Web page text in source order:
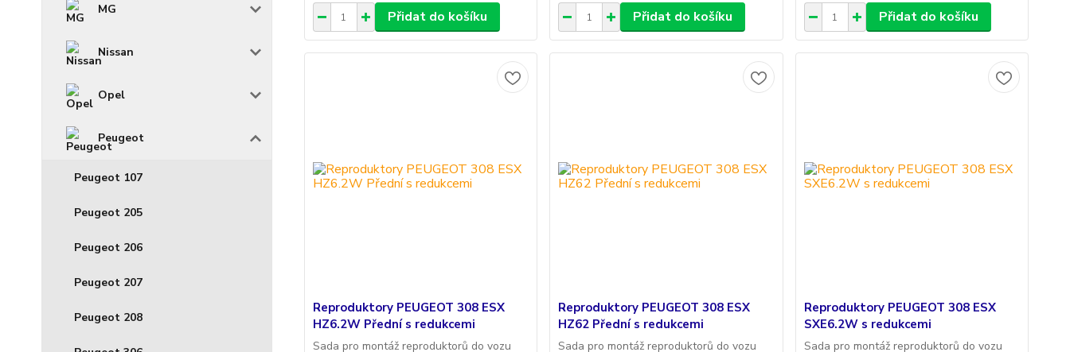
MG
Nissan
Opel
Peugeot
Peugeot 107
Peugeot 205
Peugeot 206
Peugeot 207
Peugeot 208
Přidat do košíku Přidat do košíku Přidat do košíku
Reproduktory PEUGEOT 308 ESX
HZ6.2W Přední s redukcemi
Sada pro montáž reproduktorů do vozu
Reproduktory PEUGEOT 308 ESX
HZ62 Přední s redukcemi
Sada pro montáž reproduktorů do vozu
Reproduktory PEUGEOT 308 ESX
SXE6.2W s redukcemi
Sada pro montáž reproduktorů do vozu